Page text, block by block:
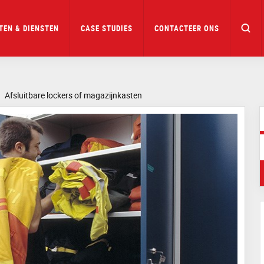
& DIENSTEN CASE STUDIES CONTACTEER ONS
Afsluitbare lockers of magazijnkasten